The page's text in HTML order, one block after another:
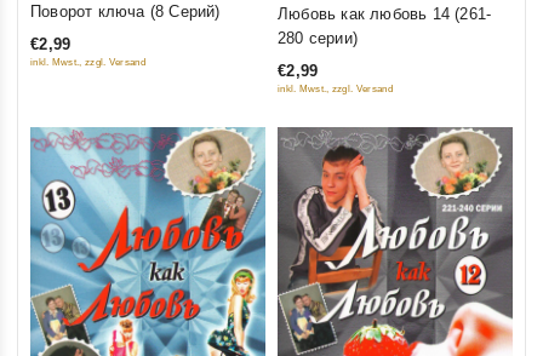
of
Поворот ключа (8 Серий)
€2,99
inkl. Mwst., zzgl. Versand
5
Любовь как любовь 14 (261-
280 серии)
€2,99
inkl. Mwst., zzgl. Versand